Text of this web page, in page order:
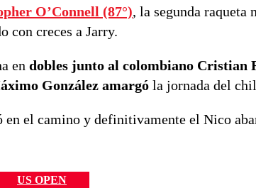
O’Connell (87°), la segunda raqueta
con creces a Jarry.
en dobles junto al colombiano Cristian
González amargó la jornada del
en el camino y definitivamente el Nico
US OPEN